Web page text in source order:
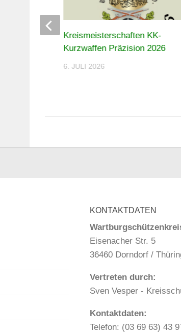
Kreismeisterschaften KK-
Kurzwaffen Präzision 2026
6. JULI 2026
KONTAKTDATEN
Eisenacher Str. 5
36460 Dorndorf /
Vertreten durch:
Sven Vesper -
Kontaktdaten:
Telefon: (03 69 63) 43